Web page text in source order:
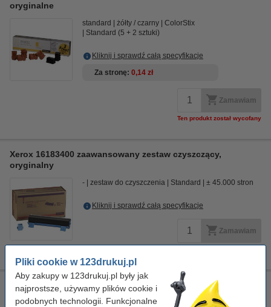
Pliki cookie w 123drukuj.pl
Aby zakupy w 123drukuj.pl były jak
najprostsze, używamy plików cookie i
podobnych technologii. Funkcjonalne
oryginalne
standard żółty / czarny
ColorStix
Standard (5 + 2 sztuki)
Kliknij i sprawdź całą specyfikacje
Za stronę 0,14 zł
Zamawiam
Ten produkt został wycofany
Xerox 16183400 zaawansowany zestaw czyszczący,
oryginalny
- zestaw do czyszczenia Standard ± 45.000 stron
Kliknij i sprawdź całą specyfikacje
Zamawiam
Xerox 16184500 zestaw czyszczący, oryginalny
- zestaw do czyszczenia Standard ± 14.000 stron